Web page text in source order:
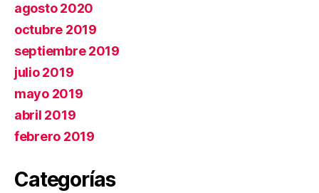
agosto 2020
octubre 2019
septiembre 2019
julio 2019
mayo 2019
abril 2019
febrero 2019
Categorías